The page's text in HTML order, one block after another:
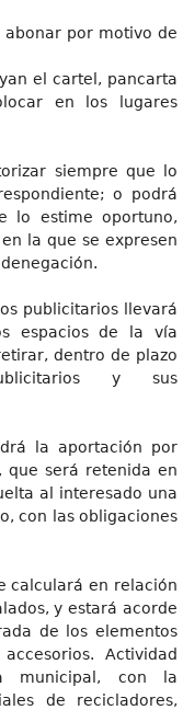
por motivo de
el cartel, pancarta
en los lugares
siempre que lo
o podrá
lo estime oportuno,
la que se expresen
publicitarios llevará
espacios de la vía
dentro de plazo
y sus
la aportación por
que será retenida en
al interesado una
con las obligaciones
calculará en relación
y estará acorde
de los elementos
Actividad
municipal, con la
de recicladores,